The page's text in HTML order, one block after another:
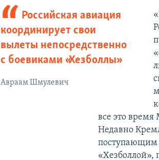
Российская авиация
координирует свои
вылеты непосредственно
с боевиками «Хезболлы»
Авраам Шмулевич
все это
Недавно
поступающим
«Хезболлой»,